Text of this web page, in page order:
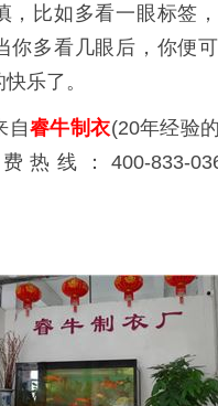
，比如多看一眼标签
你多看几眼后，你便
乐了。
自睿牛制衣(20年经验的
热线：400-833-